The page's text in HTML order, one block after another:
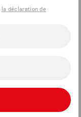
la déclaration de